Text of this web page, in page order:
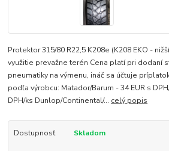
Protektor 315/80 R22,5 K208e (K208 EKO -
využitie prevažne terén Cena platí pri dodaní
pneumatiky na výmenu, ináč sa účtuje
podľa výrobcu: Matador/Barum - 34 EUR s
DPH/ks Dunlop/Continental/... celý popis
Dostupnosť Skladom